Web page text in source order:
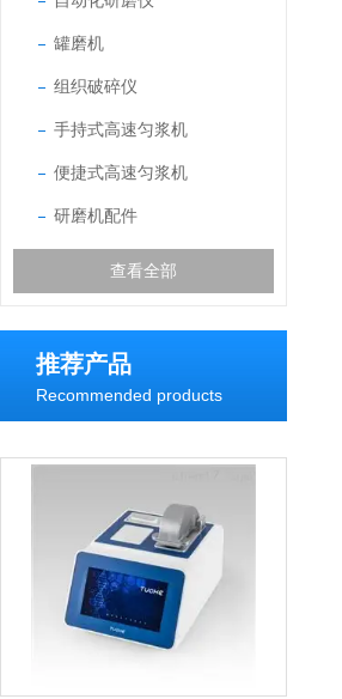
罐磨机
组织破碎仪
手持式高速匀浆机
便捷式高速匀浆机
研磨机配件
查看全部
推荐产品
Recommended products